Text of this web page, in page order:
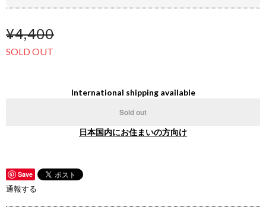
¥4,400
SOLD OUT
International shipping available
Sold out
日本国内にお住まいの方向け
Save
通報する